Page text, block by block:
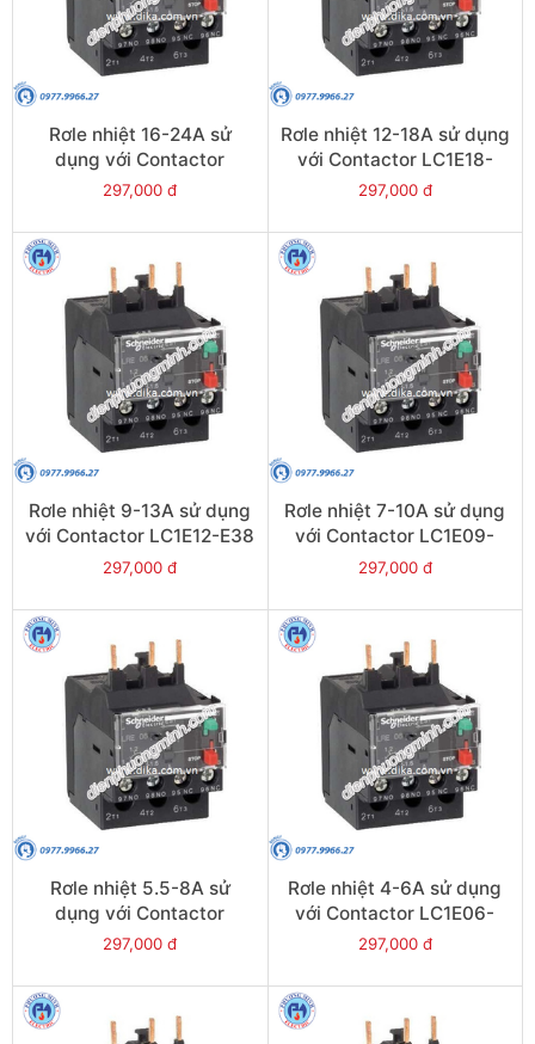
Rơle nhiệt 16-24A sử
dụng với Contactor
LC1E25-E38 - Model
297,000 đ
Rơle nhiệt 12-18A sử dụng
với Contactor LC1E18-
E38 - Model LRE21
297,000 đ
Rơle nhiệt 9-13A sử dụng
với Contactor LC1E12-E38
- Model LRE16
297,000 đ
Rơle nhiệt 7-10A sử dụng
với Contactor LC1E09-
E38 - Model LRE14
297,000 đ
Rơle nhiệt 5.5-8A sử
dụng với Contactor
LC1E09-E38 - Model
297,000 đ
Rơle nhiệt 4-6A sử dụng
với Contactor LC1E06-
E38 - Model LRE10
297,000 đ